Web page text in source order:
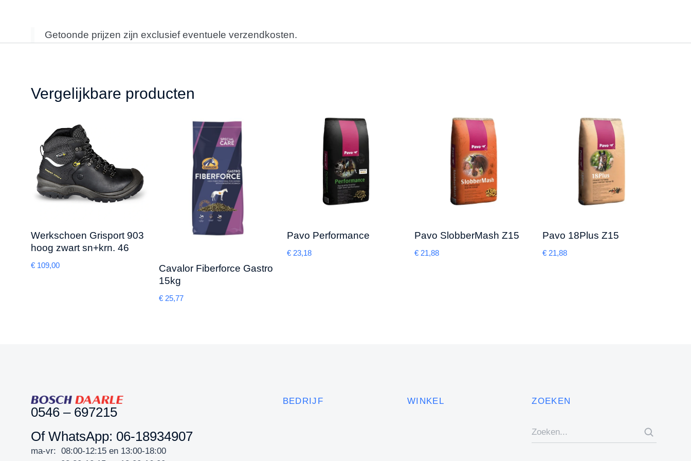
Getoonde prijzen zijn exclusief eventuele verzendkosten.
Vergelijkbare producten
Werkschoen Grisport 903
hoog zwart sn+krn. 46
€ 109,00
Cavalor Fiberforce Gastro
15kg
€25,77
Pavo Performance
€23,18
Pavo SlobberMash Z15
€ 21,88
Pavo 18Plus Z15
€ 21,88
0546 – 697215
Of WhatsApp: 06-18934907
ma-vr: 08:00-12:15 en 13:00-18:00
BEDRIJF WINKEL ZOEKEN